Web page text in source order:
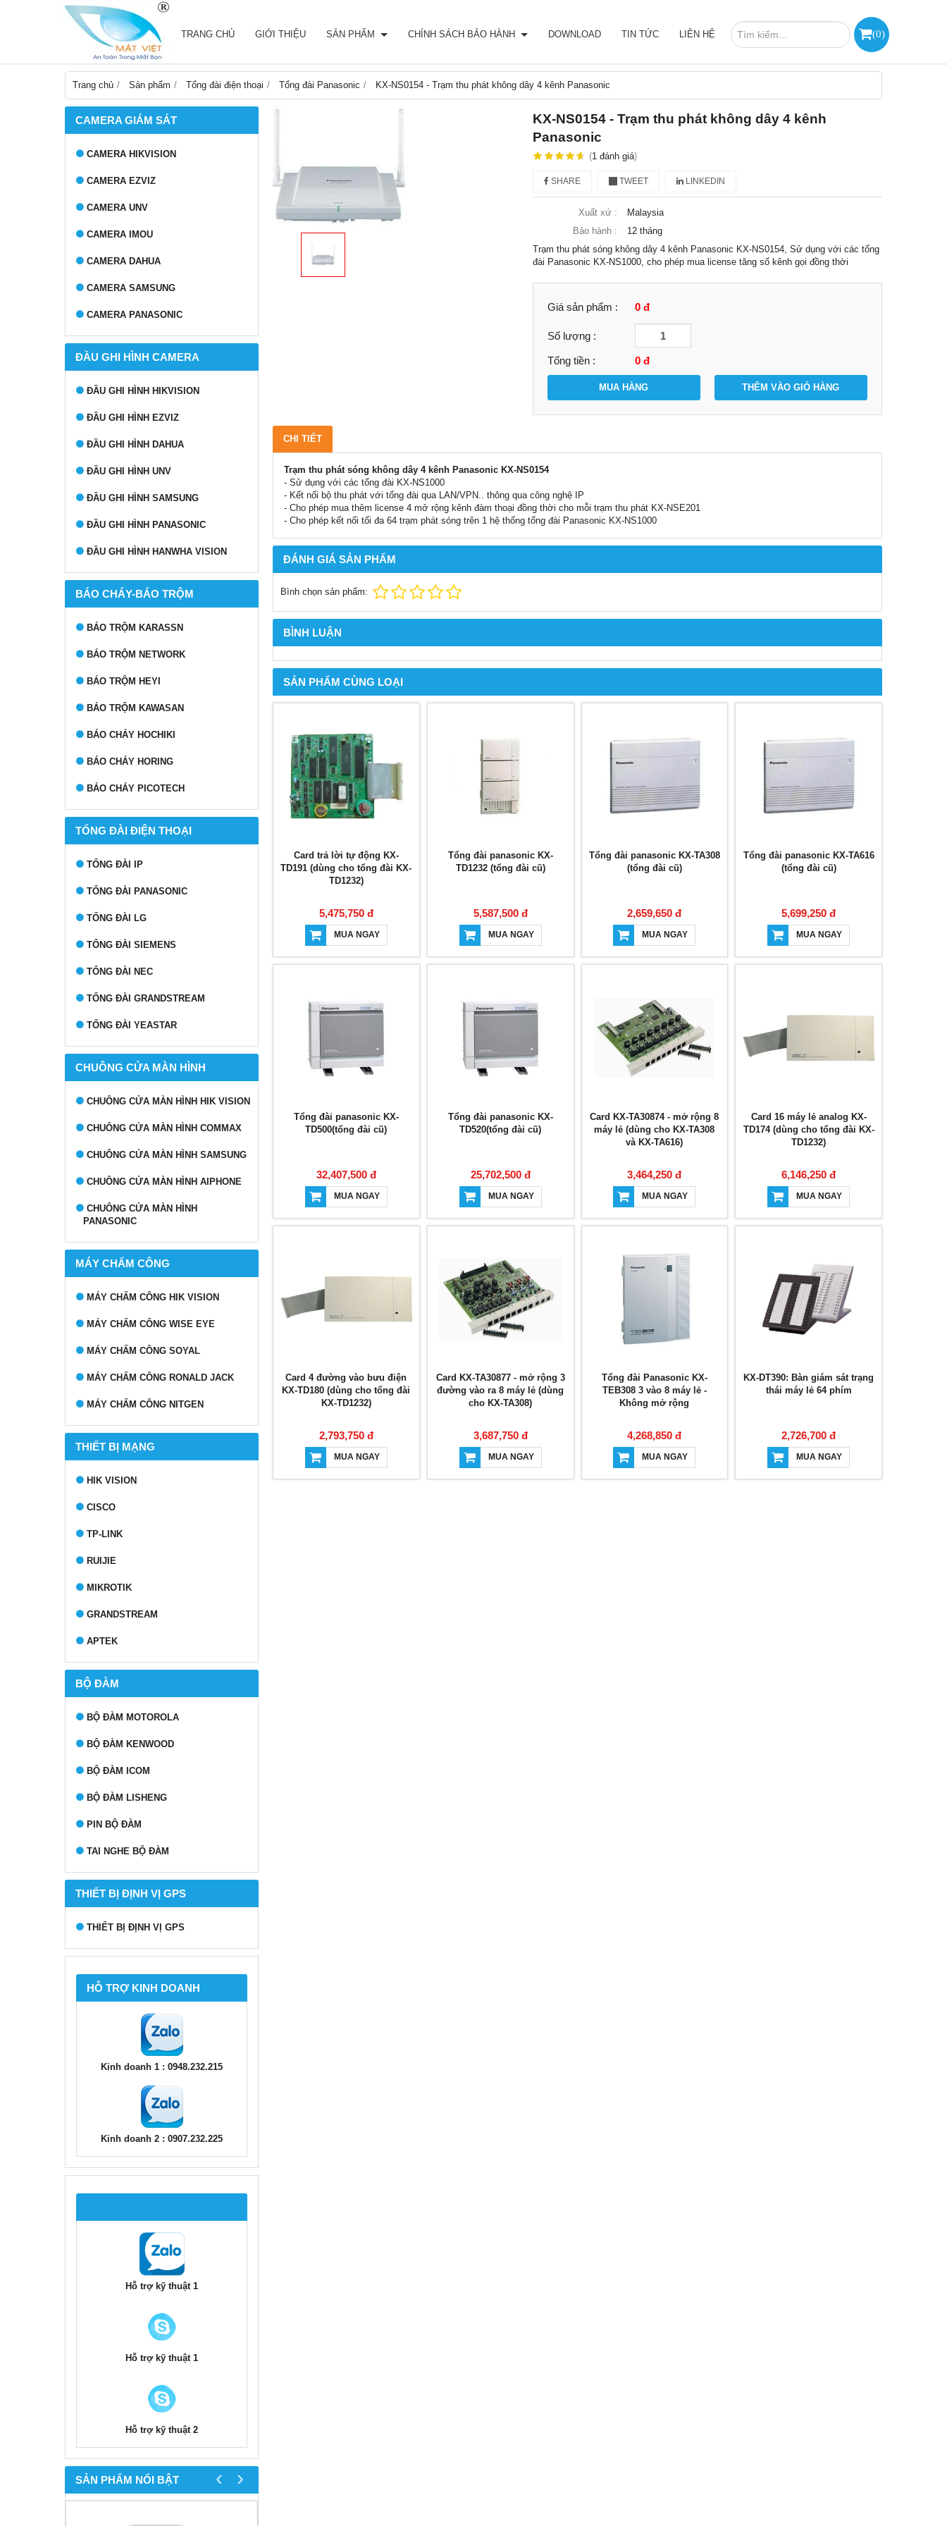
(0)
TRANG CHỦ GIỚI THIỆU SẢN PHẨM CHÍNH SÁCH BẢO HÀNH DOWNLOAD TIN TỨC LIÊN HỆ
Trang chủ Sản phẩm Tổng đài điện thoại Tổng đài Panasonic KX-NS0154 - Trạm thu phát không dây 4 kênh Panasonic
CAMERA GIÁM SÁT
CAMERA HIKVISION
CAMERA EZVIZ
CAMERA UNV
CAMERA IMOU
CAMERA DAHUA
CAMERA SAMSUNG
CAMERA PANASONIC
ĐẦU GHI HÌNH CAMERA
ĐẦU GHI HÌNH HIKVISION
ĐẦU GHI HÌNH EZVIZ
ĐẦU GHI HÌNH DAHUA
ĐẦU GHI HÌNH UNV
ĐẦU GHI HÌNH SAMSUNG
ĐẦU GHI HÌNH PANASONIC
ĐẦU GHI HÌNH HANWHA VISION
BÁO CHÁY-BÁO TRỘM
BÁO TRỘM KARASSN
BÁO TRỘM NETWORK
BÁO TRỘM HEYI
BÁO TRỘM KAWASAN
BÁO CHÁY HOCHIKI
BÁO CHÁY HORING
BÁO CHÁY PICOTECH
TỔNG ĐÀI ĐIỆN THOẠI
TỔNG ĐÀI IP
TỔNG ĐÀI PANASONIC
TỔNG ĐÀI LG
TỔNG ĐÀI SIEMENS
TỔNG ĐÀI NEC
TỔNG ĐÀI GRANDSTREAM
TỔNG ĐÀI YEASTAR
CHUÔNG CỬA MÀN HÌNH
CHUÔNG CỬA MÀN HÌNH HIK VISION
CHUÔNG CỬA MÀN HÌNH COMMAX
CHUÔNG CỬA MÀN HÌNH SAMSUNG
CHUÔNG CỬA MÀN HÌNH AIPHONE
CHUÔNG CỬA MÀN HÌNH
PANASONIC
MÁY CHẤM CÔNG
MÁY CHẤM CÔNG HIK VISION
MÁY CHẤM CÔNG WISE EYE
MÁY CHẤM CÔNG SOYAL
MÁY CHẤM CÔNG RONALD JACK
MÁY CHẤM CÔNG NITGEN
THIẾT BỊ MẠNG
HIK VISION
CISCO
TP-LINK
RUIJIE
MIKROTIK
GRANDSTREAM
APTEK
BỘ ĐÀM
BỘ ĐÀM MOTOROLA
BỘ ĐÀM KENWOOD
BỘ ĐÀM ICOM
BỘ ĐÀM LISHENG
PIN BỘ ĐÀM
TAI NGHE BỘ ĐÀM
THIẾT BỊ ĐỊNH VỊ GPS
THIẾT BỊ ĐỊNH VỊ GPS
HỖ TRỢ KINH DOANH
Kinh doanh 1 : 0948.232.215
Kinh doanh 2 : 0907.232.225
Hỗ trợ kỹ thuật 1
Hỗ trợ kỹ thuật 1
Hỗ trợ kỹ thuật 2
SẢN PHẨM NỔI BẬT ‹ ›
KX-NS0154 - Trạm thu phát không dây 4 kênh
Panasonic
(1 đánh giá)
SHARE TWEET LINKEDIN
Xuất xứ :
Malaysia
Bảo hành :
12 tháng
Trạm thu phát sóng không dây 4 kênh Panasonic KX-NS0154, Sử dụng với các tổng
đài Panasonic KX-NS1000, cho phép mua license tăng số kênh gọi đồng thời
Giá sản phẩm : 0 đ
Số lượng :
Tổng tiền : 0đ
MUA HÀNG THÊM VÀO GIỎ HÀNG
CHI TIẾT
Trạm thu phát sóng không dây 4 kênh Panasonic KX-NS0154
- Sử dụng với các tổng đài KX-NS1000
- Kết nối bộ thu phát với tổng đài qua LAN/VPN.. thông qua công nghệ IP
- Cho phép mua thêm license 4 mở rộng kênh đàm thoại đồng thời cho mỗi trạm thu phát KX-NSE201
- Cho phép kết nối tối đa 64 trạm phát sóng trên 1 hệ thống tổng đài Panasonic KX-NS1000
ĐÁNH GIÁ SẢN PHẨM
Bình chọn sản phẩm:
BÌNH LUẬN
SẢN PHẨM CÙNG LOẠI
Card trả lời tự động KX-
TD191 (dùng cho tổng đài KX-
TD1232)
5,475,750 đ
MUA NGAY
Tổng đài panasonic KX-
TD1232 (tổng đài cũ)
5,587,500 đ
MUA NGAY
Tổng đài panasonic KX-TA308
(tổng đài cũ)
2,659,650 đ
MUA NGAY
Tổng đài panasonic KX-TA616
(tổng đài cũ)
5,699,250 đ
MUA NGAY
Tổng đài panasonic KX-
TD500(tổng đài cũ)
32,407,500 đ
MUA NGAY
Tổng đài panasonic KX-
TD520(tổng đài cũ)
25,702,500 đ
MUA NGAY
Card KX-TA30874 - mở rộng 8
máy lẻ (dùng cho KX-TA308
và KX-TA616)
3,464,250 đ
MUA NGAY
Card 16 máy lẻ analog KX-
TD174 (dùng cho tổng đài KX-
TD1232)
6,146,250 đ
MUA NGAY
Card 4 đường vào bưu điện
KX-TD180 (dùng cho tổng đài
KX-TD1232)
2,793,750 đ
MUA NGAY
Card KX-TA30877 - mở rộng 3
đường vào ra 8 máy lẻ (dùng
cho KX-TA308)
3,687,750 đ
MUA NGAY
Tổng đài Panasonic KX-
TEB308 3 vào 8 máy lẻ -
Không mở rộng
4,268,850 đ
MUA NGAY
KX-DT390: Bàn giám sát trạng
thái máy lẻ 64 phím
2,726,700 đ
MUA NGAY